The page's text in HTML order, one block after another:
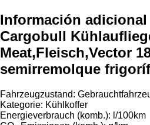
Información
Cargobull
Meat,Fleisch,Vector
semirremolque
Fahrzeugzustand:
Kategorie: Kühlkoffer
Energieverbrauch (komb.): l/100km